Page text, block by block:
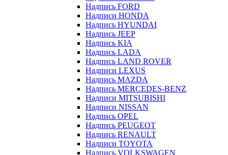
Надпись FORD
Надписи HONDA
Надпись HYUNDAI
Надпись JEEP
Надпись KIA
Надпись LADA
Надпись LAND ROVER
Надписи LEXUS
Надпись MAZDA
Надпись MERCEDES-BENZ
Надписи MITSUBISHI
Надписи NISSAN
Надпись OPEL
Надпись PEUGEOT
Надпись RENAULT
Надписи TOYOTA
Надпись VOLKSWAGEN